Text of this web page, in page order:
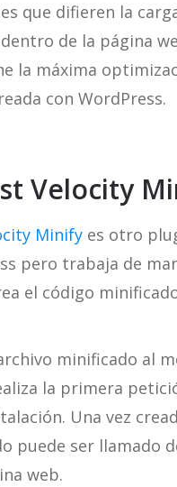
que difieren la
de la página
la máxima
con WordPress.
Velocity
Minifyes otro
pero trabaja de
el código
minificado al
la primera
Una vez
puede ser llamado
web.